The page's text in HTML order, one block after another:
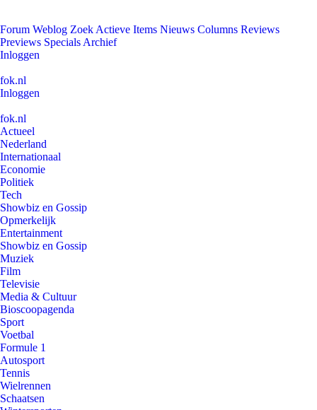
Forum Weblog Zoek Actieve Items Nieuws Columns Reviews
Previews Specials Archief
Inloggen
fok.nl
Inloggen
fok.nl
Actueel
Nederland
Internationaal
Economie
Politiek
Tech
Showbiz en Gossip
Opmerkelijk
Entertainment
Showbiz en Gossip
Muziek
Film
Televisie
Media & Cultuur
Bioscoopagenda
Sport
Voetbal
Formule 1
Autosport
Tennis
Wielrennen
Schaatsen